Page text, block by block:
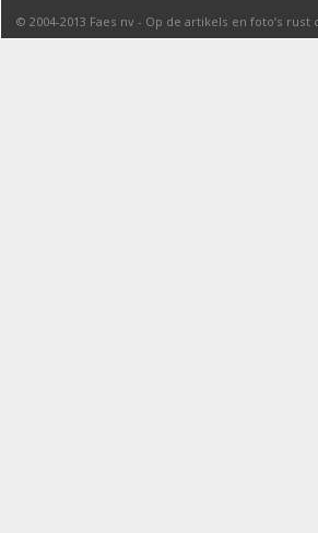
© 2004-2013 Faes nv - Op de artikels en foto’s rust